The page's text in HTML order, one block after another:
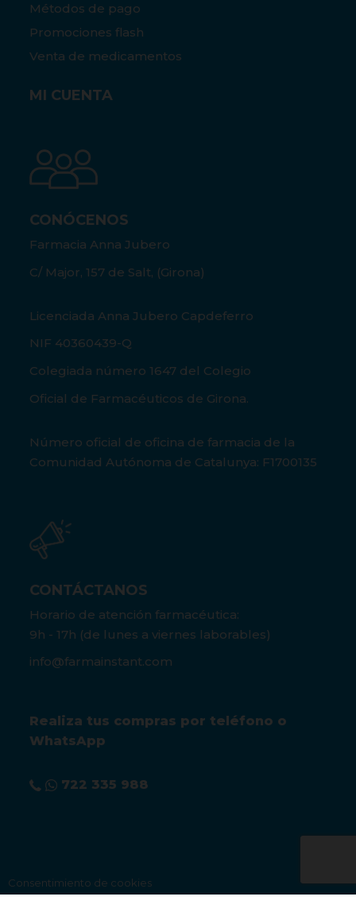
Métodos de pago
Promociones flash
Venta de medicamentos
MI CUENTA
CONÓCENOS
Farmacia Anna Jubero
C/ Major, 157 de Salt, (Girona)
Licenciada Anna Jubero Capdeferro
NIF 40360439-Q
Colegiada número 1647 del Colegio
Oficial de Farmacéuticos de Girona.
Número oficial de oficina de farmacia de la
Comunidad Autónoma de Catalunya: F1700135
CONTÁCTANOS
Horario de atención farmacéutica:
9h - 17h (de lunes a viernes laborables)
info@farmainstant.com
Realiza tus compras por teléfono o
WhatsApp
722 335 988
Consentimiento de cookies